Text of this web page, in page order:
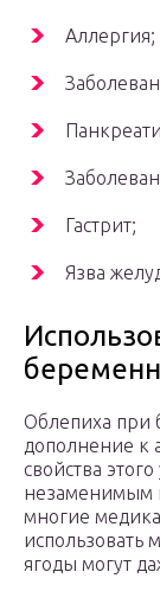
Аллергия;
Гастрит;
Язва
Облепиха при
дополнение к
свойства
незаменимым
многие
использовать
ягоды могут